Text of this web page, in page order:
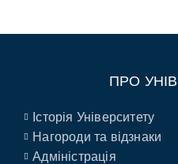
ПРО
Історія Університету
Нагороди та відзнаки
Адміністрація